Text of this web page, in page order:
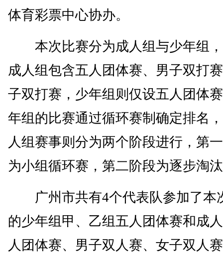
体育彩票中心协办。
本次比赛分为成人组与少年组
成人组包含五人团体赛、男子双打
子双打赛，少年组则仅设五人团体
年组的比赛通过循环赛制确定排名
人组赛事则分为两个阶段进行，第
为小组循环赛，第二阶段为逐步淘
广州市共有4个代表队参加了本
的少年组甲、乙组五人团体赛和成
人团体赛、男子双人赛、女子双人